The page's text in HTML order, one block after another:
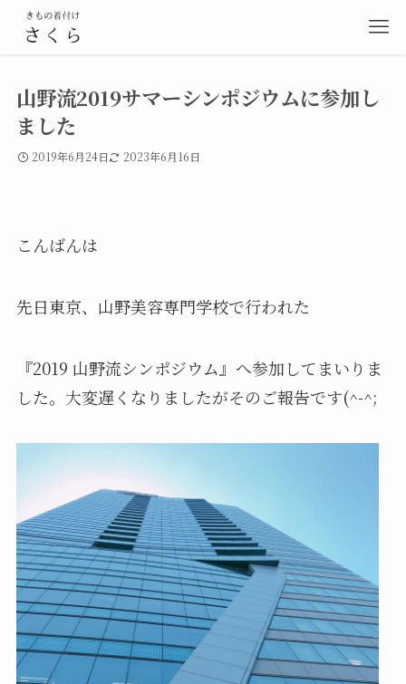
山野流2019サマーシンポジウムに参加し
ました
2019年6月24日 2023年6月16日
こんばんは
先日東京、山野美容専門学校で行われた
『2019 山野流シンポジウム』へ参加してまいりま
した。大変遅くなりましたがそのご報告です(^-^;